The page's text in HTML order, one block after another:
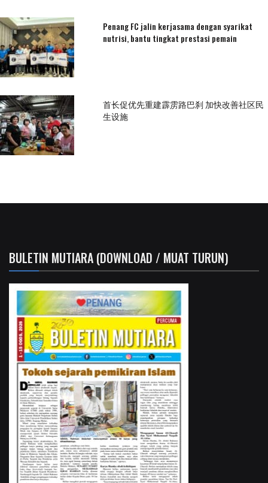
Penang FC jalin kerjasama dengan syarikat
nutrisi, bantu tingkat prestasi pemain
首长促优先重建霹雳路巴刹 加快改善社区民
生设施
BULETIN MUTIARA (DOWNLOAD / MUAT TURUN)